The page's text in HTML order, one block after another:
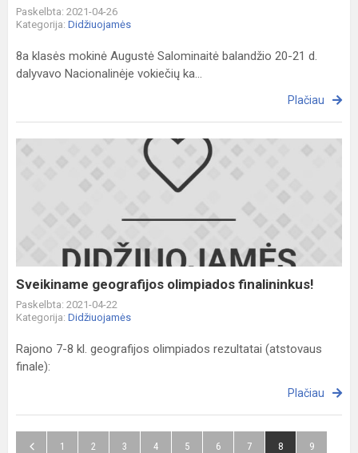
Paskelbta: 2021-04-26
Kategorija: Didžiuojamės
8a klasės mokinė Augustė Salominaitė balandžio 20-21 d.
dalyvavo Nacionalinėje vokiečių ka...
Plačiau
Sveikiname
Sveikiname geografijos olimpiados finalininkus!
Paskelbta: 2021-04-22
Kategorija: Didžiuojamės
Rajono 7-8 kl. geografijos olimpiados rezultatai (atstovaus
finale):
Plačiau
1 2 3 4 5 6 7 8 9